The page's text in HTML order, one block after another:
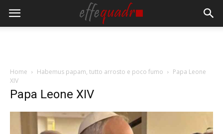
Home Habemus papam, tutto arrosto e poco fumo
Papa Leone
XIV
Papa Leone XIV